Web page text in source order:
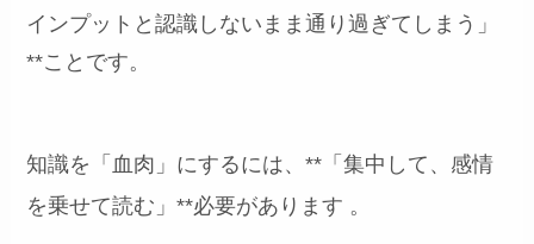
インプットと認識しないまま通り過ぎてしまう」
**ことです。
知識を「血肉」にするには、**「集中して、感情
を乗せて読む」**必要があります 。